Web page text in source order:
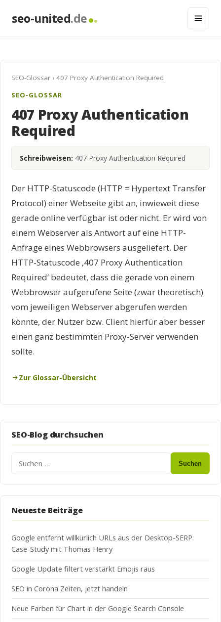
seo-united.de
SEO-Glossar › 407 Proxy Authentication Required
SEO-GLOSSAR
407 Proxy Authentication
Required
Schreibweisen: 407 Proxy Authentication Required
Der HTTP-Statuscode (HTTP = Hypertext Transfer
Protocol) einer Webseite gibt an, inwieweit diese
gerade online verfügbar ist oder nicht. Er wird von
einem Webserver als Antwort auf eine HTTP-
Anfrage eines Webbrowsers ausgeliefert. Der
HTTP-Statuscode ‚407 Proxy Authentication
Required‘ bedeutet, dass die gerade von einem
Webbrowser aufgerufene Seite (zwar theoretisch)
vom jeweiligen Webserver abgerufen werden
könnte, der Nutzer bzw. Client hierfür aber besser
einen ganz bestimmten Proxy-Server verwenden
sollte.
Zur Glossar-Übersicht
SEO-Blog durchsuchen
Suchen
Neueste Beiträge
Google entfernt willkürlich URLs aus der Desktop-SERP:
Case-Study mit Thomas Henry
Google Update filtert verstärkt Emojis raus
SEO in Corona Zeiten, jetzt handeln
Neue Farben für Chart in der Google Search Console